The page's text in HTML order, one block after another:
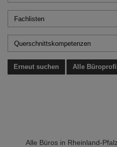
Fachlisten
Querschnittskompetenzen
Alle
Alle Büros in Rheinland-